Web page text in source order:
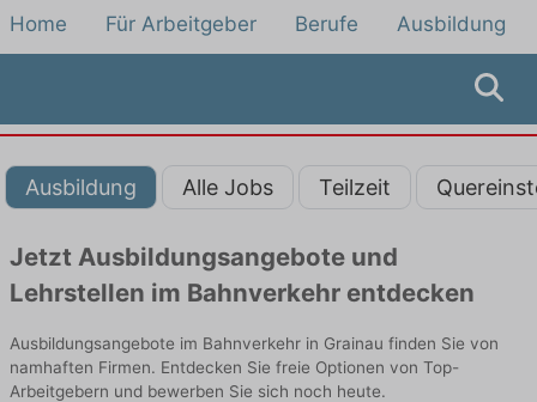
Home Für Arbeitgeber Berufe Ausbildung
Ausbildung Alle Jobs Teilzeit
Jetzt Ausbildungsangebote und
Lehrstellen im Bahnverkehr entdecken
Ausbildungsangebote im Bahnverkehr in Grainau finden Sie von
namhaften Firmen. Entdecken Sie freie Optionen von Top-
Arbeitgebern und bewerben Sie sich noch heute.